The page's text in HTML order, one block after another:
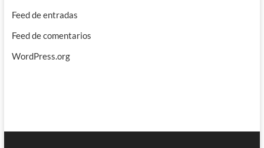
Feed de entradas
Feed de comentarios
WordPress.org